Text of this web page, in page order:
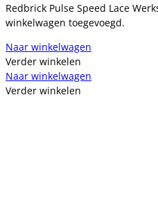
Redbrick Pulse Speed Lace
winkelwagen toegevoegd.
Naar winkelwagen
Verder winkelen
Naar winkelwagen
Verder winkelen